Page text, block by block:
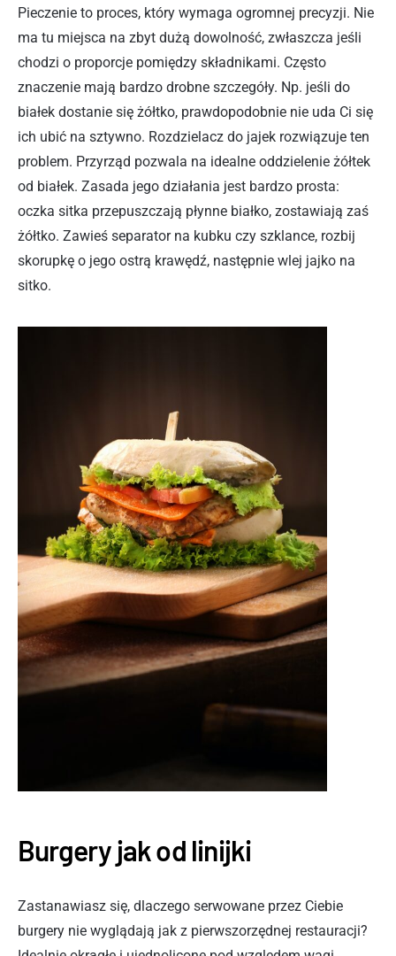
Pieczenie to proces, który wymaga ogromnej precyzji. Nie
ma tu miejsca na zbyt dużą dowolność, zwłaszcza jeśli
chodzi o proporcje pomiędzy składnikami. Często
znaczenie mają bardzo drobne szczegóły. Np. jeśli do
białek dostanie się żółtko, prawdopodobnie nie uda Ci się
ich ubić na sztywno. Rozdzielacz do jajek rozwiązuje ten
problem. Przyrząd pozwala na idealne oddzielenie żółtek
od białek. Zasada jego działania jest bardzo prosta:
oczka sitka przepuszczają płynne białko, zostawiają zaś
żółtko. Zawieś separator na kubku czy szklance, rozbij
skorupkę o jego ostrą krawędź, następnie wlej jajko na
sitko.
Burgery jak od linijki
Zastanawiasz się, dlaczego serwowane przez Ciebie
burgery nie wyglądają jak z pierwszorzędnej restauracji?